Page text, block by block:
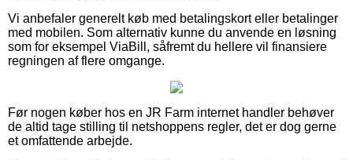
Vi anbefaler generelt køb med betalingskort eller betalinger
med mobilen. Som alternativ kunne du anvende en løsning
som for eksempel ViaBill, såfremt du hellere vil finansiere
regningen af flere omgange.
Før nogen køber hos en JR Farm internet handler behøver
de altid tage stilling til netshoppens regler, det er dog gerne
et omfattende arbejde.